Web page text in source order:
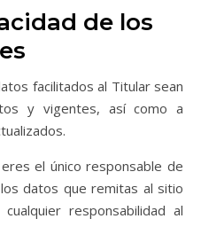
de los
facilitados al Titular sean
y vigentes, así como a
el único responsable de
datos que remitas al sitio
responsabilidad al